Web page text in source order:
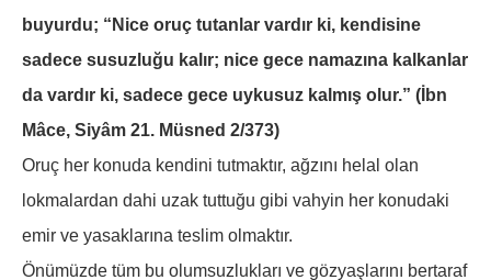
buyurdu; “Nice oruç tutanlar vardır ki, kendisine
sadece susuzluğu kalır; nice gece namazına kalkanlar
da vardır ki, sadece gece uykusuz kalmış olur.” (İbn
Mâce, Siyâm 21. Müsned 2/373)
Oruç her konuda kendini tutmaktır, ağzını helal olan
lokmalardan dahi uzak tuttuğu gibi vahyin her konudaki
emir ve yasaklarına teslim olmaktır.
Önümüzde tüm bu olumsuzlukları ve gözyaşlarını bertaraf